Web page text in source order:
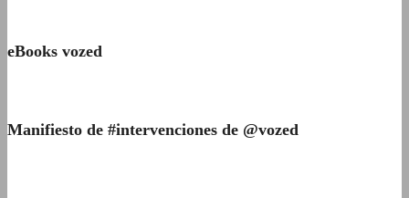
eBooks vozed
Manifiesto de #intervenciones de @vozed